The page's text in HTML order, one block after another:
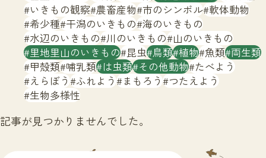
生物多様性ふくおかウェブセンターとは
サイトマップ
いきもの観察 農畜産物 市のシンボル 軟体動物
希少種 干潟のいきもの 海のいきもの
水辺のいきもの 川のいきもの 山のいきもの
里地里山のいきもの 昆虫 鳥類 植物 魚類 両生類
甲殻類 哺乳類 は虫類 その他動物 たべよう
えらぼう ふれよう まもろう つたえよう
生物多様性
記事が見つかりませんでした。